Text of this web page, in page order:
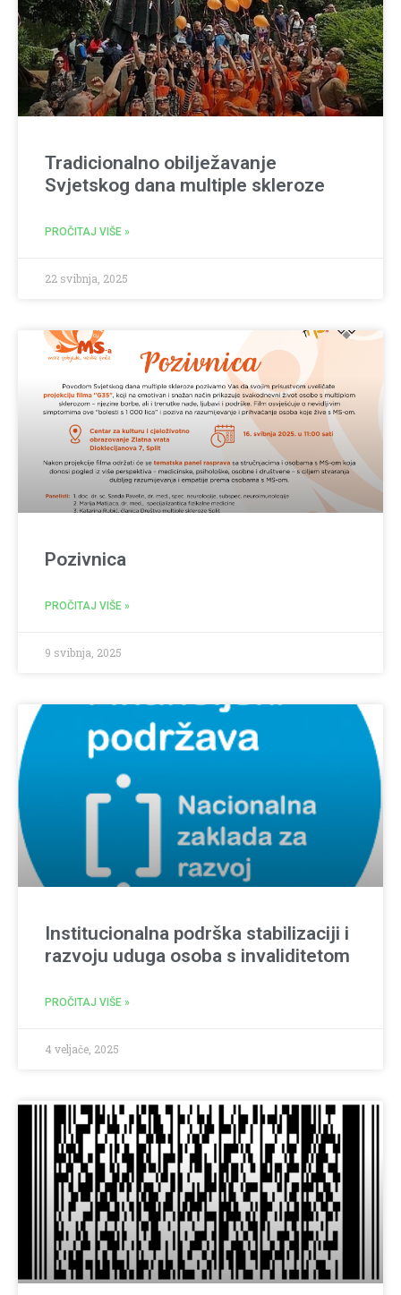
Tradicionalno obilježavanje
Svjetskog dana multiple skleroze
PROČITAJ VIŠE »
22 svibnja, 2025
Pozivnica
PROČITAJ VIŠE »
9 svibnja, 2025
Institucionalna podrška stabilizaciji i
razvoju uduga osoba s invaliditetom
PROČITAJ VIŠE »
4 veljače, 2025